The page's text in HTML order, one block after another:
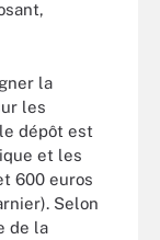
la
les
dépôt est
et les
600 euros
Selon
de la